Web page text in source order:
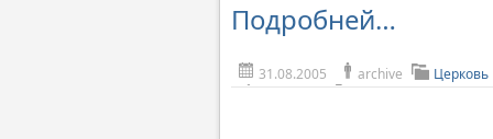
Подробней…
31.08.2005 archive Церковь